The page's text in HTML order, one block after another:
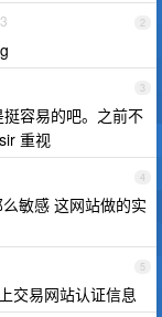
2
3
3
容易的吧。之前不
重视
4
敏感 这网站做的实
5
交易网站认证信息